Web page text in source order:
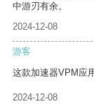
中游刃有余。
2024-12-08
游客
这款加速器VPM应
2024-12-08